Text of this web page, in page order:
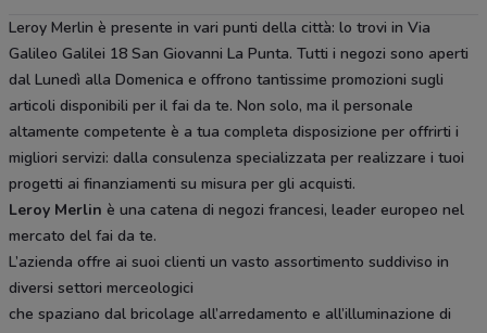
Leroy Merlin è presente in vari punti della città: lo trovi in Via
Galileo Galilei 18 San Giovanni La Punta. Tutti i negozi sono aperti
dal Lunedì alla Domenica e offrono tantissime promozioni sugli
articoli disponibili per il fai da te. Non solo, ma il personale
altamente competente è a tua completa disposizione per offrirti i
migliori servizi: dalla consulenza specializzata per realizzare i tuoi
progetti ai finanziamenti su misura per gli acquisti.
Leroy Merlin è una catena di negozi francesi, leader europeo nel
mercato del fai da te.
L’azienda offre ai suoi clienti un vasto assortimento suddiviso in
diversi settori merceologici
che spaziano dal bricolage all’arredamento e all’illuminazione di